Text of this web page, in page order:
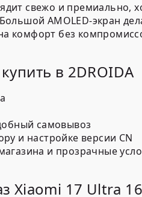
свежо и премиально,
AMOLED-экран
комфорт без
в 2DROIDA
самовывоз
и настройке версии CN
и прозрачные
Xiaomi 17 Ultra